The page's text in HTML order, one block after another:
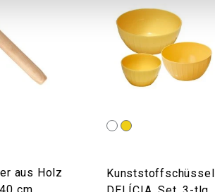
aus Holz
Kunststoffschüssel